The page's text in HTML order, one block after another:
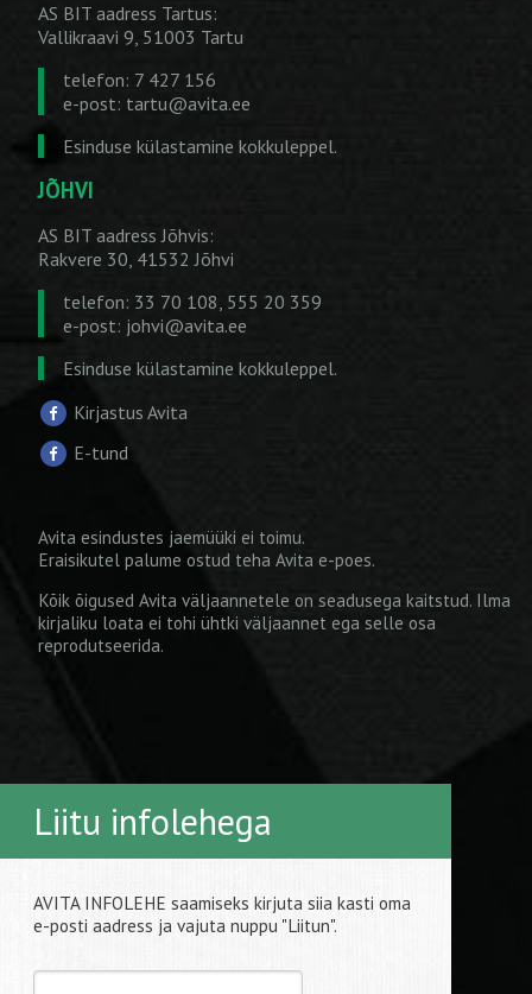
AS BIT aadress Tartus:
Vallikraavi 9, 51003 Tartu
telefon: 7 427 156
e-post: tartu@avita.ee
Esinduse külastamine kokkuleppel.
JÕHVI
AS BIT aadress Jõhvis:
Rakvere 30, 41532 Jõhvi
telefon: 33 70 108, 555 20 359
e-post: johvi@avita.ee
Esinduse külastamine kokkuleppel.
Kirjastus Avita
E-tund
Avita esindustes jaemüüki ei toimu.
Eraisikutel palume ostud teha Avita e-poes.
Kõik õigused Avita väljaannetele on seadusega kaitstud. Ilma
kirjaliku loata ei tohi ühtki väljaannet ega selle osa
reprodutseerida.
Liitu infolehega
AVITA INFOLEHE saamiseks kirjuta siia kasti oma
e-posti aadress ja vajuta nuppu "Liitun".